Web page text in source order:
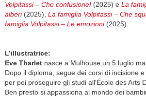
Volpitassi – Che confusione! (2025) e La
alberi(2025), La famiglia Volpitassi – Che
famiglia Volpitassi – Le emozioni(2025).
L’illustratrice:
Eve Tharlet nasce a Mulhouse un 5 luglio
Dopo il diploma, segue dei corsi di incisione
per poi proseguire gli studi all'École des Arts
Ben presto si appassiona al mondo dei